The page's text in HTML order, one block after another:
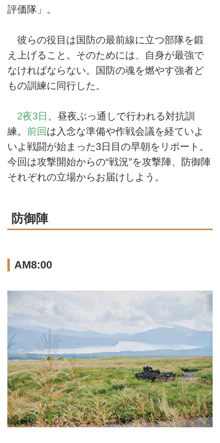
評価隊」。
彼らの役目は国防の最前線に立つ部隊を鍛
え上げること。そのためには、自身が最強で
なければならない。国防の魂を燃やす強者ど
もの訓練に同行した。
2夜3日 、昼夜ぶっ通しで行われる対抗訓
練。 前回は入念な準備や作戦会議を経ていよ
いよ戦闘が始まった3日目の早朝をリポート。
今回は攻撃開始からの“戦況”を攻撃陣、防御陣
それぞれの立場からお届けしよう。
防御陣
AM8:00